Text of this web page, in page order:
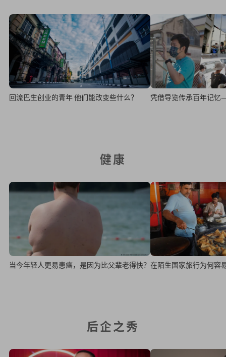
回流巴生创业的青年 他们能改变些什么？ 凭借导览传承百年记忆
健康
当今年轻人更易患癌，是因为比父辈老得快？ 在陌生国家旅行为何容
后企之秀